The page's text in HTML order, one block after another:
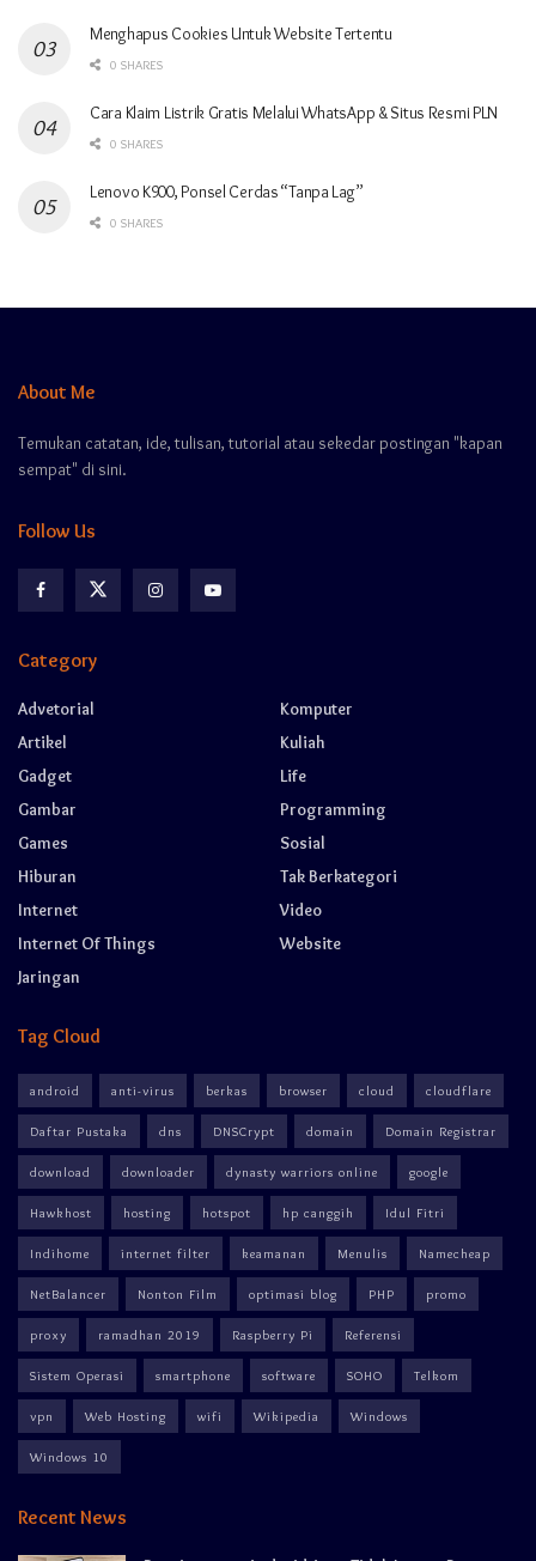
Menghapus Cookies Untuk Website Tertentu
0 SHARES
Cara Klaim Listrik Gratis Melalui WhatsApp & Situs Resmi PLN
0 SHARES
Lenovo K900, Ponsel Cerdas “Tanpa Lag”
0 SHARES
About Me
Temukan catatan, ide, tulisan, tutorial atau sekedar postingan "kapan
sempat" di sini.
Follow Us
Category
Advetorial
Artikel
Gadget
Gambar
Games
Hiburan
Internet
Internet Of Things
Jaringan
Komputer
Kuliah
Life
Programming
Sosial
Tak Berkategori
Video
Website
Tag Cloud
android anti-virus berkas browser cloud cloudflare
Daftar Pustaka dns DNSCrypt domain Domain Registrar
download downloader dynasty warriors online google
Hawkhost hosting hotspot hp canggih Idul Fitri
Indihome internet filter keamanan Menulis Namecheap
NetBalancer Nonton Film optimasi blog PHP promo
proxy ramadhan 2019 Raspberry Pi Referensi
Sistem Operasi smartphone software SOHO Telkom
vpn Web Hosting wifi Wikipedia Windows
Windows 10
Recent News